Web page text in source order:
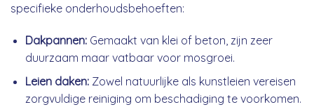
specifieke onderhoudsbehoeften:
Dakpannen:Gemaakt van klei of beton, zijn zeer
duurzaam maar vatbaar voor mosgroei.
Leien daken:Zowel natuurlijke als kunstleien vereisen
zorgvuldige reiniging om beschadiging te voorkomen.